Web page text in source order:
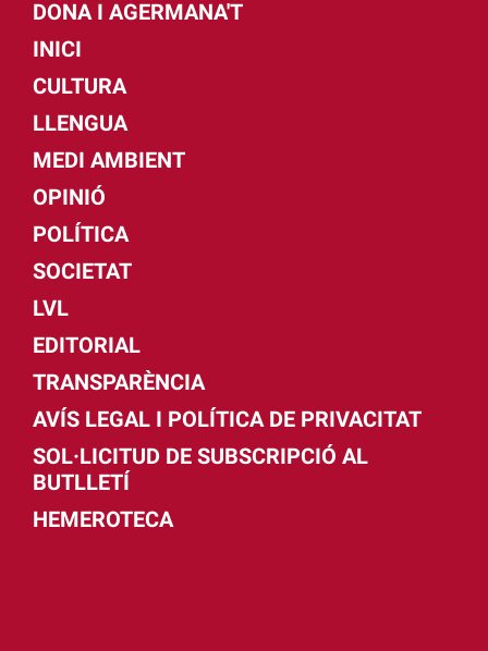
DONA I AGERMANA'T
INICI
CULTURA
LLENGUA
MEDI AMBIENT
OPINIÓ
POLÍTICA
SOCIETAT
LVL
EDITORIAL
TRANSPARÈNCIA
AVÍS LEGAL I POLÍTICA DE PRIVACITAT
SOL·LICITUD DE SUBSCRIPCIÓ AL
BUTLLETÍ
HEMEROTECA